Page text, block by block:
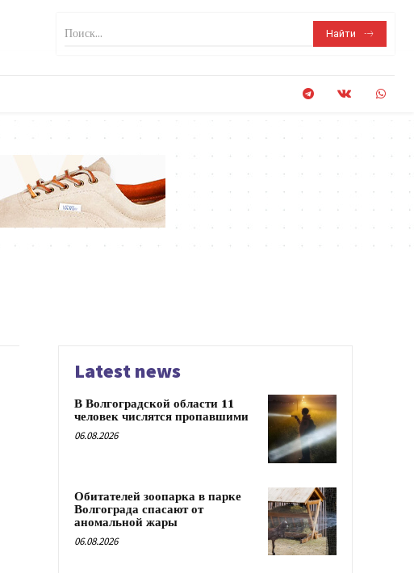
Поиск... Найти
Latest news
В Волгоградской области 11
человек числятся пропавшими
06.08.2026
Обитателей зоопарка в парке
Волгограда спасают от
аномальной жары
06.08.2026